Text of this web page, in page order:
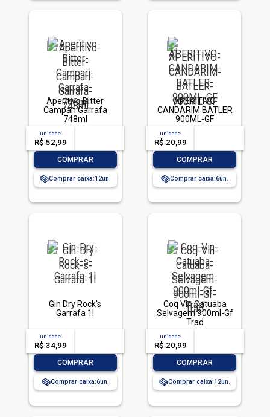
Aperitivo Bitter
Campari Garrafa
748ml
unidade
R$ 52,99
COMPRAR
Comprar caixa:12
APERITIVO
CANDARIM BATLER
900ML-GF
unidade
R$ 20,99
COMPRAR
Comprar caixa:6
Gin Dry Rock's
Garrafa 1l
unidade
R$ 34,99
COMPRAR
Comprar caixa:6
Coq Vin Catuaba
Selvagem 900ml-Gf
Trad
unidade
R$ 20,99
COMPRAR
Comprar caixa:12